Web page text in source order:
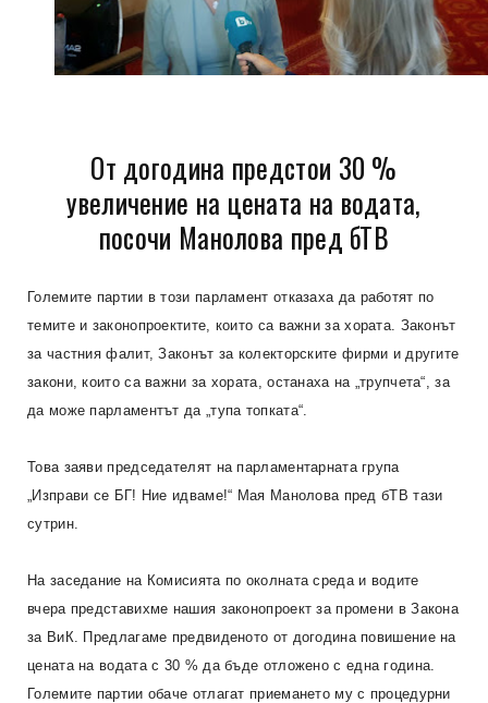
От догодина предстои 30 %
увеличение на цената на водата,
посочи Манолова пред бТВ
Големите партии в този парламент отказаха да работят по
темите и законопроектите, които са важни за хората. Законът
за частния фалит, Законът за колекторските фирми и другите
закони, които са важни за хората, останаха на „трупчета“, за
да може парламентът да „тупа топката“.
Това заяви председателят на парламентарната група
„Изправи се БГ! Ние идваме!“ Мая Манолова пред бТВ тази
сутрин.
На заседание на Комисията по околната среда и водите
вчера представихме нашия законопроект за промени в Закона
за ВиК. Предлагаме предвиденото от догодина повишение на
цената на водата с 30 % да бъде отложено с една година.
Големите партии обаче отлагат приемането му с процедурни